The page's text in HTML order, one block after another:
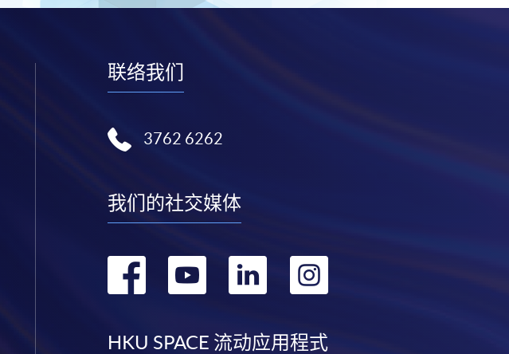
联络我们
3762 6262
我们的社交媒体
转 转 转 转
HKU SPACE 流动应用程式